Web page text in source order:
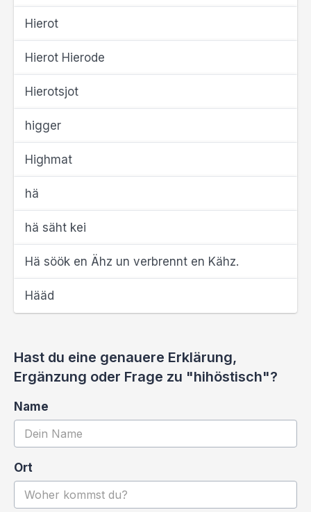
Hierot
Hierot Hierode
Hierotsjot
higger
Highmat
hä
hä säht kei
Hä söök en Ähz un verbrennt en Kähz.
Hääd
Hast du eine genauere Erklärung,
Ergänzung oder Frage zu "hihöstisch"?
Name
Ort